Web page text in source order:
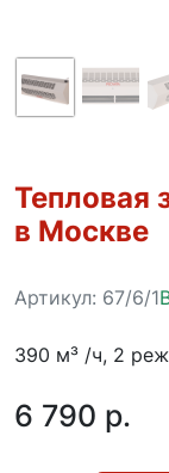
Тепловая
в Москве
Артикул: 67/6/1
390 м³ /ч, 2
6 790 p.